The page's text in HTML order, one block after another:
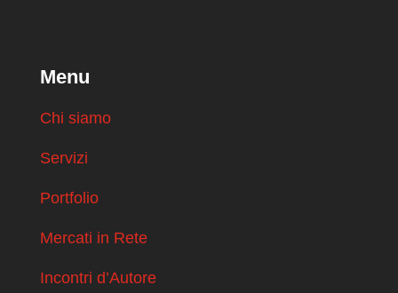
Menu
Chi siamo
Servizi
Portfolio
Mercati in Rete
Incontri d’Autore